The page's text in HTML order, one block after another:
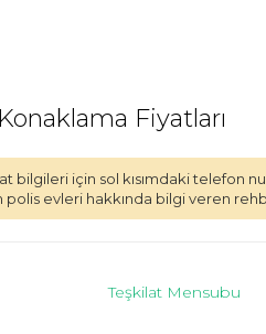
Fiyatları
bilgileri için sol kısımdaki telefon
evleri hakkında bilgi veren
Teşkilat Mensubu